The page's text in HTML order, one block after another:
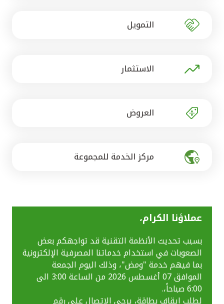
مصر
التمويل
الاستثمار
العروض
مركز الخدمة للمجموعة
عملاؤنا الكرام،
بسبب تحديث الأنظمة التقنية قد تواجهكم بعض
الصعوبات في استخدام خدماتنا المصرفية الإلكترونية
بما فيهم خدمة "ومض"، وذلك اليوم الجمعة
الموافق 07 أغسطس 2026 من الساعة 3:00 الى
6:00 صباحاً،.
لطلب إيقاف بطاقة، يرجى الاتصال على رقم